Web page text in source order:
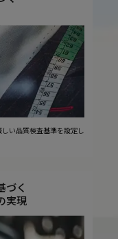
い品質検査基準を設定し
づく
実現